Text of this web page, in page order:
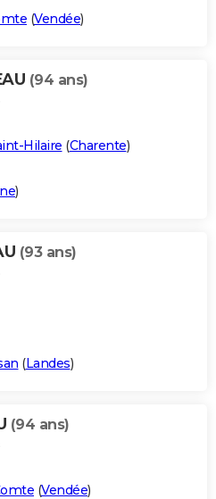
(Vendée)
(94 ans)
Hilaire (Charente)
)
(93 ans)
(Landes)
(94 ans)
(Vendée)